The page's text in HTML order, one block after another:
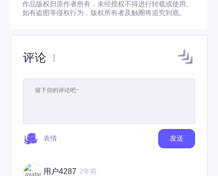
作品版权归原作者所有，未经授权不得进行转载或使用。
如有盗图等侵权行为，版权所有者及触圈将追究到底。
评论 1
表情 发送
用户4287 2年前